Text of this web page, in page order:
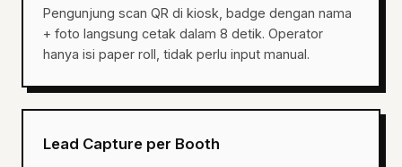
Pengunjung scan QR di kiosk, badge dengan nama
+ foto langsung cetak dalam 8 detik. Operator
hanya isi paper roll, tidak perlu input manual.
Lead Capture per Booth